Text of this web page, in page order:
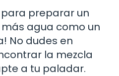
para preparar un
agua como un
No dudes en
la mezcla
a tu paladar.